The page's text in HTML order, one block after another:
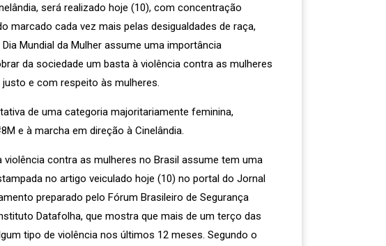
será realizado hoje (10), com concentração
marcado cada vez mais pelas desigualdades de raça,
Mundial da Mulher assume uma importância
da sociedade um basta à violência contra as mulheres
e com respeito às mulheres.
de uma categoria majoritariamente feminina,
e à marcha em direção à Cinelândia.
violência contra as mulheres no Brasil assume tem uma
no artigo veiculado hoje (10) no portal do Jornal
preparado pelo Fórum Brasileiro de Segurança
Datafolha, que mostra que mais de um terço das
tipo de violência nos últimos 12 meses. Segundo o